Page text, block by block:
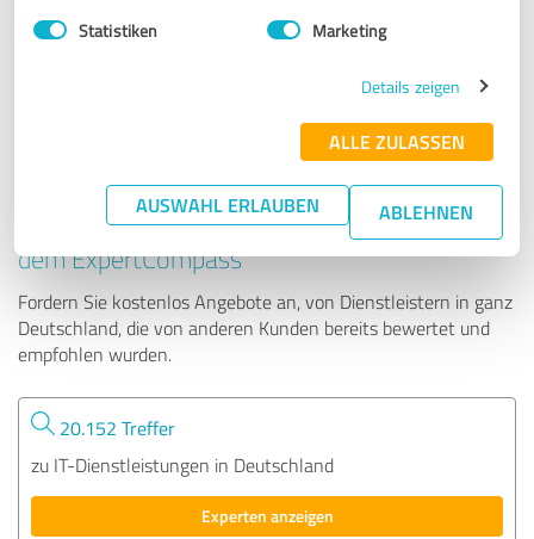
Statistiken Marketing
Details zeigen
ALLE ZULASSEN
AUSWAHL ERLAUBEN ABLEHNEN
Tipp: Die passenden Experten finden - mit
dem ExpertCompass
Fordern Sie kostenlos Angebote an, von Dienstleistern in ganz
Deutschland, die von anderen Kunden bereits bewertet und
empfohlen wurden.
20.152 Treffer
zu IT-Dienstleistungen in Deutschland
Experten anzeigen